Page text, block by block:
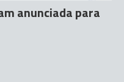
anunciada para